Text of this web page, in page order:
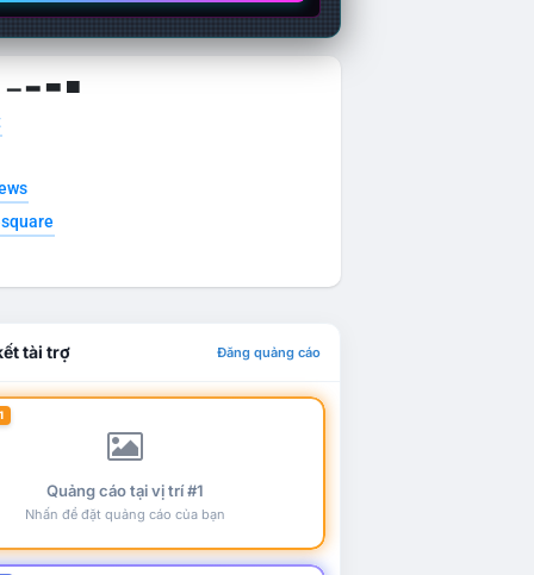
▁ ▂ ▃ ▄
tài trợ Đăng quảng cáo
Quảng cáo tại vị trí #1
Nhấn để đặt quảng cáo của bạn